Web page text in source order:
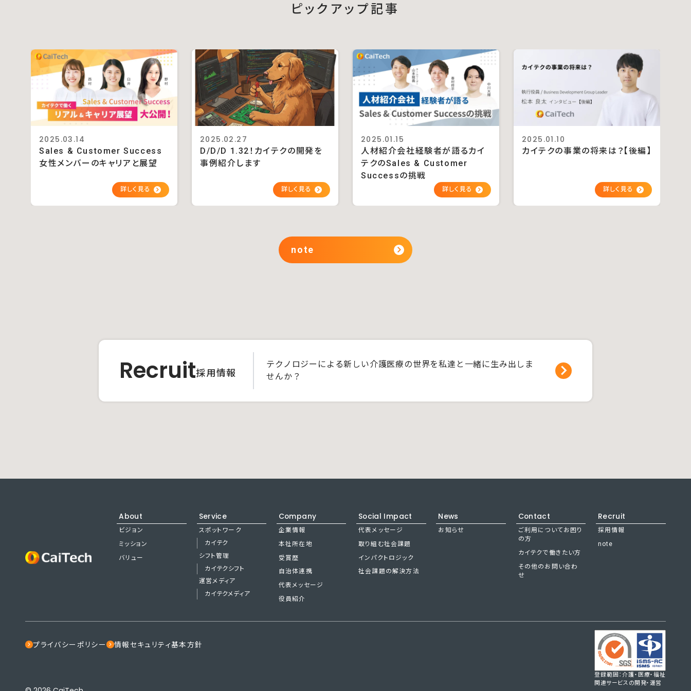
ピックアップ記事
2025.03.14
Sales & Customer Success
女性メンバーのキャリアと展望
2025.02.27
D/D/D 1.32！カイテクの開発を
事例紹介します
2025.01.15
人材紹介会社経験者が語るカイ
テクのSales & Customer
Successの挑戦
2025.01.10
カイテクの事業の将来は？【後編】
note
Recruit採用情報
テクノロジーによる新しい介護医療の世界を私達と一緒に生み出しま
せんか？
About
ビジョン
ミッション
バリュー
Service
スポットワーク
カイテク
シフト管理
カイテクシフト
運営メディア
カイテクメディア
Company
企業情報
本社所在地
受賞歴
自治体連携
代表メッセージ
役員紹介
Social Impact
代表メッセージ
取り組む社会課題
インパクトロジック
社会課題の解決方法
News
お知らせ
Contact
ご利用についてお困り
の方
カイテクで働きたい方
その他のお問い合わ
せ
Recruit
採用情報
note
プライバシーポリシー 情報セキュリティ基本方針
登録範囲：介護・医療・福祉
関連サービスの開発・運営